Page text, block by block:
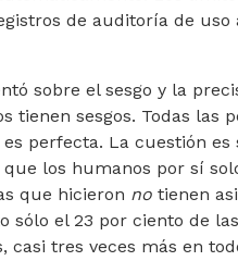
de auditoría de uso
sobre el sesgo y la
tienen sesgos. Todas las
perfecta. La cuestión
los humanos por sí
que hicieron no tienen
el 23 por ciento de
casi tres veces más en